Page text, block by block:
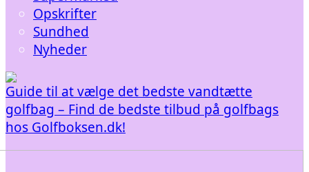
Opskrifter
Sundhed
Nyheder
Guide til at vælge det bedste vandtætte
golfbag – Find de bedste tilbud på golfbags
hos Golfboksen.dk!